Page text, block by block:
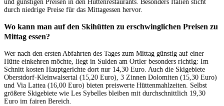
und günstigen Preisen in den Hüttenrestaurants. Besonders Italien sticht
durch niedrige Preise für das Mittagessen hervor.
Wo kann man auf den Skihütten zu erschwinglichen Preisen zu
Mittag essen?
Wer nach den ersten Abfahrten des Tages zum Mittag günstig auf einer
Hütte einkehren möchte, liegt in Sulden am Ortler besonders richtig: Im
Schnitt kosten Hauptgerichte dort nur 14,30 Euro. Auch die Skigebiete
Oberstdorf-Kleinwalsertal (15,20 Euro), 3 Zinnen Dolomiten (15,30 Euro)
und Via Lattea (16,00 Euro) bieten preiswerte Hüttenmahlzeiten. Selbst
größere Skigebiete wie Les Sybelles bleiben mit durchschnittlich 19,30
Euro im fairen Bereich.